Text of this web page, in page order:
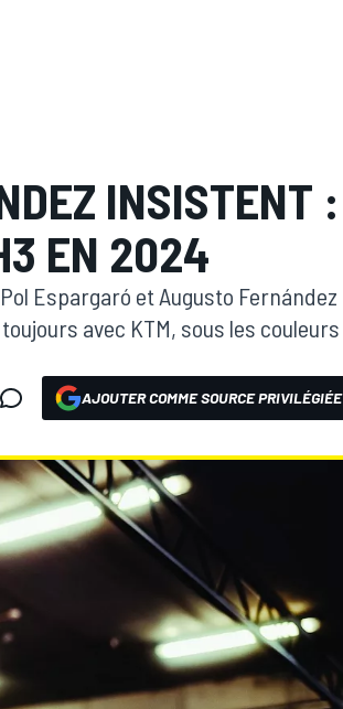
INSISTENT :
EN 2024
Espargaró et Augusto Fernández
avec KTM, sous les couleurs
AJOUTER COMME SOURCE PRIVILÉGIÉE